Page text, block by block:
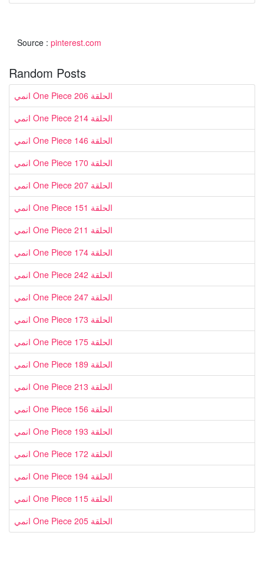
Source : pinterest.com
Random Posts
انمي One Piece الحلقة 206
انمي One Piece الحلقة 214
انمي One Piece الحلقة 146
انمي One Piece الحلقة 170
انمي One Piece الحلقة 207
انمي One Piece الحلقة 151
انمي One Piece الحلقة 211
انمي One Piece الحلقة 174
انمي One Piece الحلقة 242
انمي One Piece الحلقة 247
انمي One Piece الحلقة 173
انمي One Piece الحلقة 175
انمي One Piece الحلقة 189
انمي One Piece الحلقة 213
انمي One Piece الحلقة 156
انمي One Piece الحلقة 193
انمي One Piece الحلقة 172
انمي One Piece الحلقة 194
انمي One Piece الحلقة 115
انمي One Piece الحلقة 205